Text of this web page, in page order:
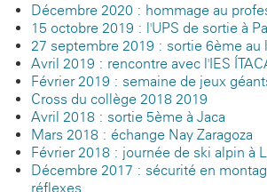
Décembre 2020 : hommage au
15 octobre 2019 : l'UPS de sortie à
27 septembre 2019 : sortie 6ème au
Avril 2019 : rencontre avec l'IES
Février 2019 : semaine de jeux
Cross du collège 2018-2019
Avril 2018 : sortie 5ème à Jaca
Mars 2018 : échange Nay-Zaragoza
Février 2018 : journée de ski alpin à
Décembre 2017 : sécurité en
réflexes